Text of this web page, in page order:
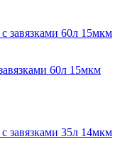
60л 15мкм